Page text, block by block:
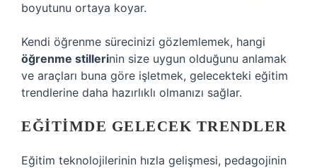
boyutunu ortaya koyar.
Kendi öğrenme sürecinizi gözlemlemek, hangi
öğrenme stillerinin size uygun olduğunu anlamak
ve araçları buna göre işletmek, gelecekteki eğitim
trendlerine daha hazırlıklı olmanızı sağlar.
EĞITIMDE GELECEK TRENDLER
Eğitim teknolojilerinin hızla gelişmesi, pedagojinin